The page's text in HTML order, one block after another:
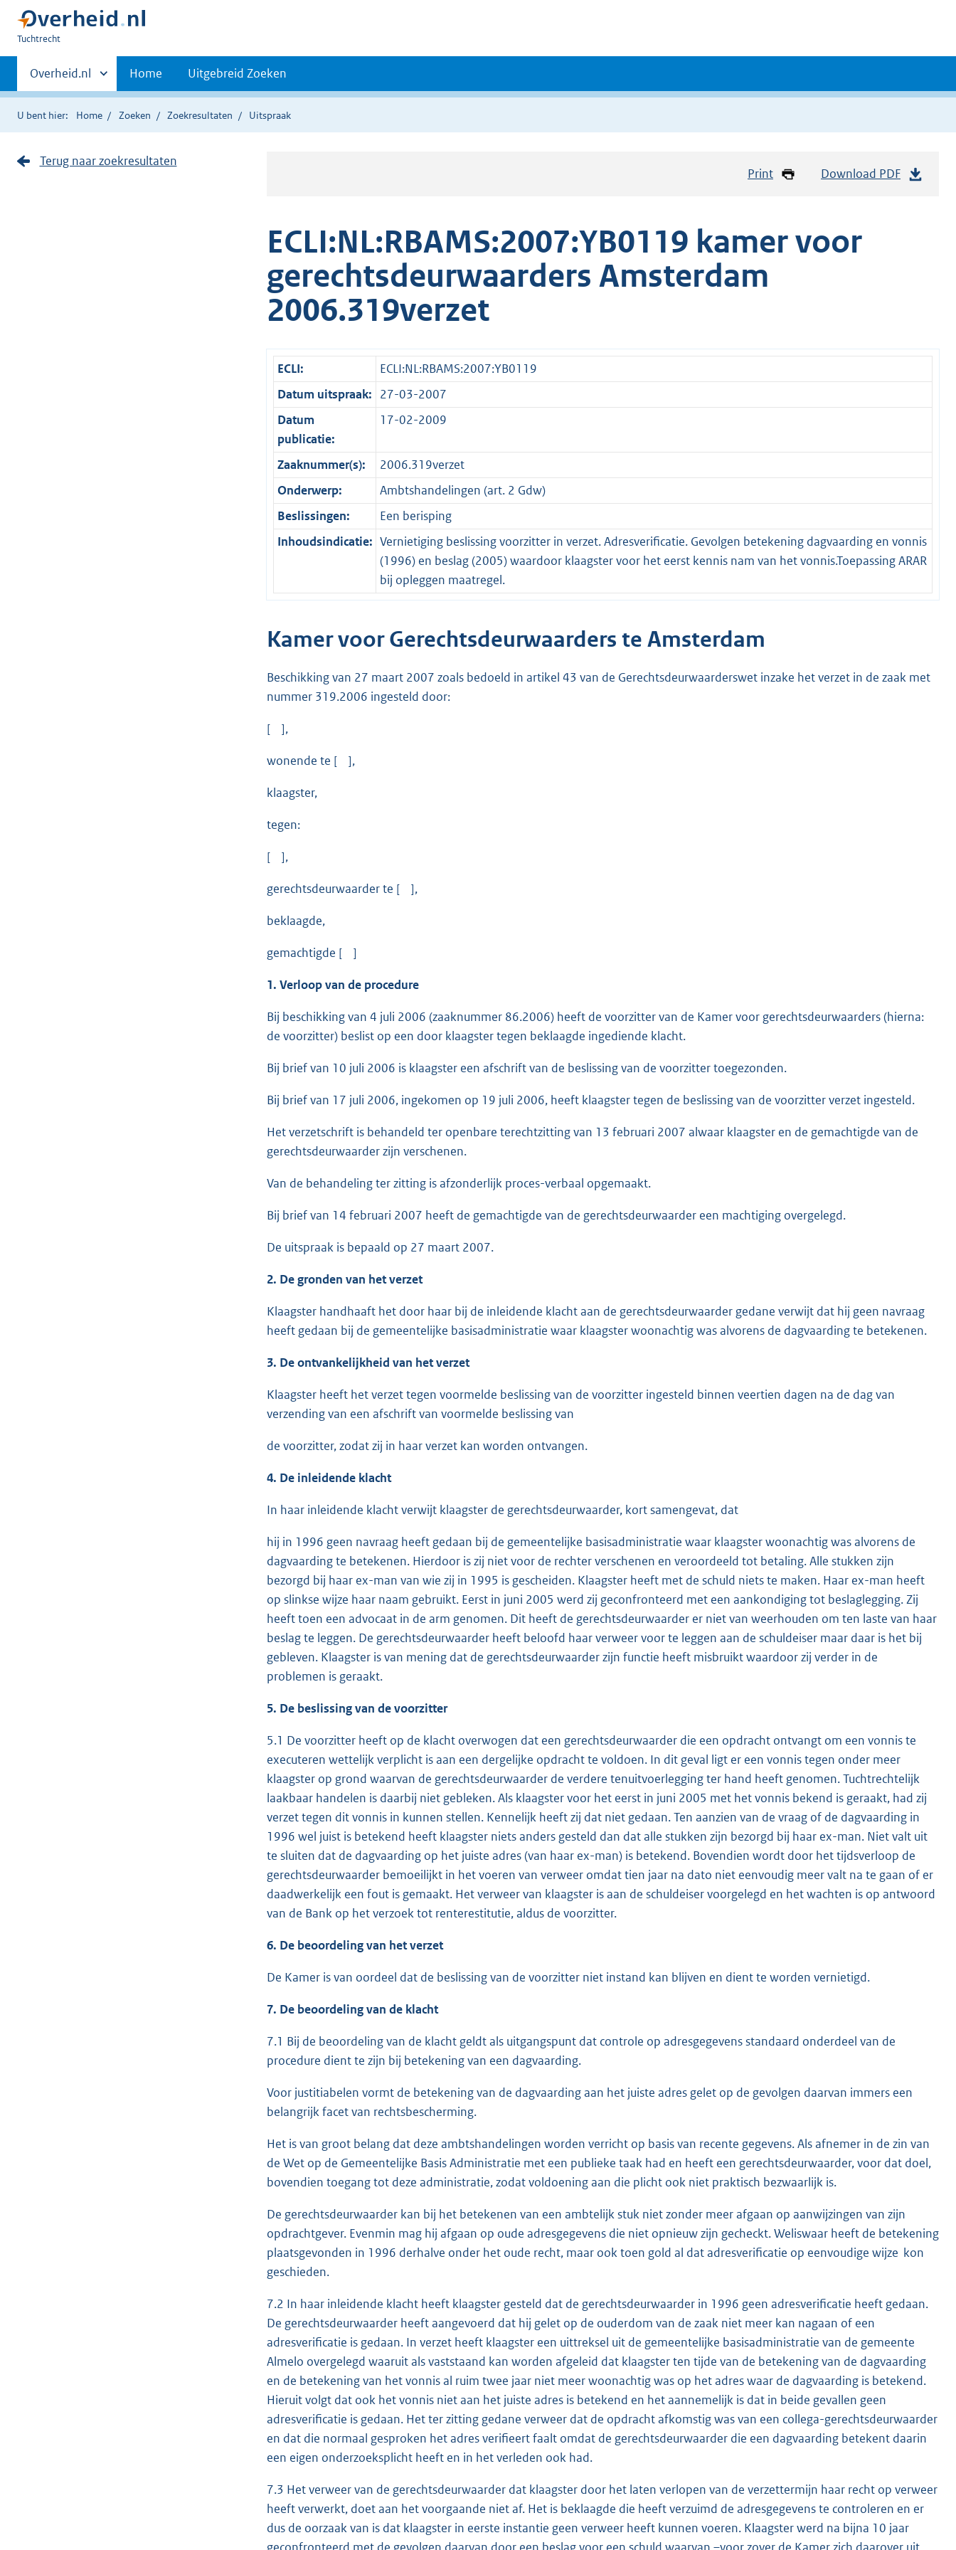
U
hier:
Tuchtrecht
Primaire
navigatie
Andere
sites
binnen
Overheid.nl Home Uitgebreid Zoeken
U bent hier: Home Zoeken Zoekresultaten Uitspraak
Print Download PDF
ECLI:NL:RBAMS:2007:YB0119 kamer voor
gerechtsdeurwaarders Amsterdam
2006.319verzet
ECLI:
ECLI:NL:RBAMS:2007:YB0119
Datum uitspraak: 27-03-2007
Datum
publicatie:
17-02-2009
Zaaknummer(s):
2006.319verzet
Onderwerp:
Ambtshandelingen (art. 2 Gdw)
Beslissingen:
Een berisping
Inhoudsindicatie: Vernietiging beslissing voorzitter in verzet. Adresverificatie. Gevolgen betekening dagvaarding en vonnis
(1996) en beslag (2005) waardoor klaagster voor het eerst kennis nam van het vonnis.Toepassing ARAR
bij opleggen maatregel.
Kamer voor Gerechtsdeurwaarders te Amsterdam
Beschikking van 27 maart 2007 zoals bedoeld in artikel 43 van de Gerechtsdeurwaarderswet inzake het verzet in de zaak met
nummer 319.2006 ingesteld door:
[ ],
wonende te [ ],
klaagster,
tegen:
[ ],
gerechtsdeurwaarder te [ ],
beklaagde,
gemachtigde [ ]
1. Verloop van de procedure
Bij beschikking van 4 juli 2006 (zaaknummer 86.2006) heeft de voorzitter van de Kamer voor gerechtsdeurwaarders (hierna:
de voorzitter) beslist op een door klaagster tegen beklaagde ingediende klacht.
Bij brief van 10 juli 2006 is klaagster een afschrift van de beslissing van de voorzitter toegezonden.
Bij brief van 17 juli 2006, ingekomen op 19 juli 2006, heeft klaagster tegen de beslissing van de voorzitter verzet ingesteld.
Het verzetschrift is behandeld ter openbare terechtzitting van 13 februari 2007 alwaar klaagster en de gemachtigde van de
gerechtsdeurwaarder zijn verschenen.
Van de behandeling ter zitting is afzonderlijk proces-verbaal opgemaakt.
Bij brief van 14 februari 2007 heeft de gemachtigde van de gerechtsdeurwaarder een machtiging overgelegd.
De uitspraak is bepaald op 27 maart 2007.
2. De gronden van het verzet
Klaagster handhaaft het door haar bij de inleidende klacht aan de gerechtsdeurwaarder gedane verwijt dat hij geen navraag
heeft gedaan bij de gemeentelijke basisadministratie waar klaagster woonachtig was alvorens de dagvaarding te betekenen.
3. De ontvankelijkheid van het verzet
Klaagster heeft het verzet tegen voormelde beslissing van de voorzitter ingesteld binnen veertien dagen na de dag van
verzending van een afschrift van voormelde beslissing van
de voorzitter, zodat zij in haar verzet kan worden ontvangen.
4. De inleidende klacht
In haar inleidende klacht verwijt klaagster de gerechtsdeurwaarder, kort samengevat, dat
hij in 1996 geen navraag heeft gedaan bij de gemeentelijke basisadministratie waar klaagster woonachtig was alvorens de
dagvaarding te betekenen. Hierdoor is zij niet voor de rechter verschenen en veroordeeld tot betaling. Alle stukken zijn
bezorgd bij haar ex-man van wie zij in 1995 is gescheiden. Klaagster heeft met de schuld niets te maken. Haar ex-man heeft
op slinkse wijze haar naam gebruikt. Eerst in juni 2005 werd zij geconfronteerd met een aankondiging tot beslaglegging. Zij
heeft toen een advocaat in de arm genomen. Dit heeft de gerechtsdeurwaarder er niet van weerhouden om ten laste van haar
beslag te leggen. De gerechtsdeurwaarder heeft beloofd haar verweer voor te leggen aan de schuldeiser maar daar is het bij
gebleven. Klaagster is van mening dat de gerechtsdeurwaarder zijn functie heeft misbruikt waardoor zij verder in de
problemen is geraakt.
5. De beslissing van de voorzitter
5.1 De voorzitter heeft op de klacht overwogen dat een gerechtsdeurwaarder die een opdracht ontvangt om een vonnis te
executeren wettelijk verplicht is aan een dergelijke opdracht te voldoen. In dit geval ligt er een vonnis tegen onder meer
klaagster op grond waarvan de gerechtsdeurwaarder de verdere tenuitvoerlegging ter hand heeft genomen. Tuchtrechtelijk
laakbaar handelen is daarbij niet gebleken. Als klaagster voor het eerst in juni 2005 met het vonnis bekend is geraakt, had zij
verzet tegen dit vonnis in kunnen stellen. Kennelijk heeft zij dat niet gedaan. Ten aanzien van de vraag of de dagvaarding in
1996 wel juist is betekend heeft klaagster niets anders gesteld dan dat alle stukken zijn bezorgd bij haar ex-man. Niet valt uit
te sluiten dat de dagvaarding op het juiste adres (van haar ex-man) is betekend. Bovendien wordt door het tijdsverloop de
gerechtsdeurwaarder bemoeilijkt in het voeren van verweer omdat tien jaar na dato niet eenvoudig meer valt na te gaan of er
daadwerkelijk een fout is gemaakt. Het verweer van klaagster is aan de schuldeiser voorgelegd en het wachten is op antwoord
van de Bank op het verzoek tot renterestitutie, aldus de voorzitter.
6. De beoordeling van het verzet
De Kamer is van oordeel dat de beslissing van de voorzitter niet instand kan blijven en dient te worden vernietigd.
7. De beoordeling van de klacht
7.1 Bij de beoordeling van de klacht geldt als uitgangspunt dat controle op adresgegevens standaard onderdeel van de
procedure dient te zijn bij betekening van een dagvaarding.
Voor justitiabelen vormt de betekening van de dagvaarding aan het juiste adres gelet op de gevolgen daarvan immers een
belangrijk facet van rechtsbescherming.
Het is van groot belang dat deze ambtshandelingen worden verricht op basis van recente gegevens. Als afnemer in de zin van
de Wet op de Gemeentelijke Basis Administratie met een publieke taak had en heeft een gerechtsdeurwaarder, voor dat doel,
bovendien toegang tot deze administratie, zodat voldoening aan die plicht ook niet praktisch bezwaarlijk is.
De gerechtsdeurwaarder kan bij het betekenen van een ambtelijk stuk niet zonder meer afgaan op aanwijzingen van zijn
opdrachtgever. Evenmin mag hij afgaan op oude adresgegevens die niet opnieuw zijn gecheckt. Weliswaar heeft de betekening
plaatsgevonden in 1996 derhalve onder het oude recht, maar ook toen gold al dat adresverificatie op eenvoudige wijze kon
geschieden.
7.2 In haar inleidende klacht heeft klaagster gesteld dat de gerechtsdeurwaarder in 1996 geen adresverificatie heeft gedaan.
De gerechtsdeurwaarder heeft aangevoerd dat hij gelet op de ouderdom van de zaak niet meer kan nagaan of een
adresverificatie is gedaan. In verzet heeft klaagster een uittreksel uit de gemeentelijke basisadministratie van de gemeente
Almelo overgelegd waaruit als vaststaand kan worden afgeleid dat klaagster ten tijde van de betekening van de dagvaarding
en de betekening van het vonnis al ruim twee jaar niet meer woonachtig was op het adres waar de dagvaarding is betekend.
Hieruit volgt dat ook het vonnis niet aan het juiste adres is betekend en het aannemelijk is dat in beide gevallen geen
adresverificatie is gedaan. Het ter zitting gedane verweer dat de opdracht afkomstig was van een collega-gerechtsdeurwaarder
en dat die normaal gesproken het adres verifieert faalt omdat de gerechtsdeurwaarder die een dagvaarding betekent daarin
een eigen onderzoeksplicht heeft en in het verleden ook had.
7.3 Het verweer van de gerechtsdeurwaarder dat klaagster door het laten verlopen van de verzettermijn haar recht op verweer
heeft verwerkt, doet aan het voorgaande niet af. Het is beklaagde die heeft verzuimd de adresgegevens te controleren en er
dus de oorzaak van is dat klaagster in eerste instantie geen verweer heeft kunnen voeren. Klaagster werd na bijna 10 jaar
Terug naar zoekresultaten